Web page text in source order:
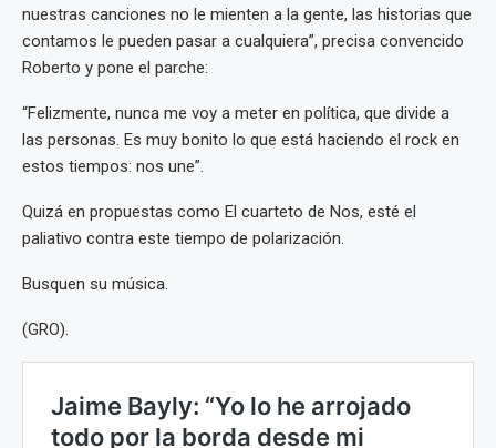
nuestras canciones no le mienten a la gente, las historias que
contamos le pueden pasar a cualquiera”, precisa convencido
Roberto y pone el parche:
“Felizmente, nunca me voy a meter en política, que divide a
las personas. Es muy bonito lo que está haciendo el rock en
estos tiempos: nos une”.
Quizá en propuestas como El cuarteto de Nos, esté el
paliativo contra este tiempo de polarización.
Busquen su música.
(GRO).